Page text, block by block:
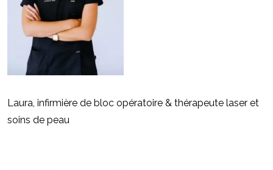
Laura, infirmière de bloc opératoire & thérapeute laser et
soins de peau